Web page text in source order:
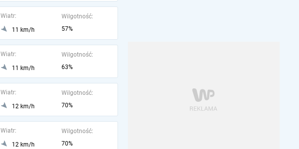
Wiatr:
11 km/h
Wilgotność:
57%
Wiatr:
11 km/h
Wilgotność:
63%
Wiatr:
12 km/h
Wilgotność:
70%
Wiatr:
12 km/h
Wilgotność:
70%